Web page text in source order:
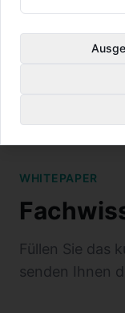
1.200
First-Time-
WHITEPAPER
Füllen Sie das
senden Ihnen